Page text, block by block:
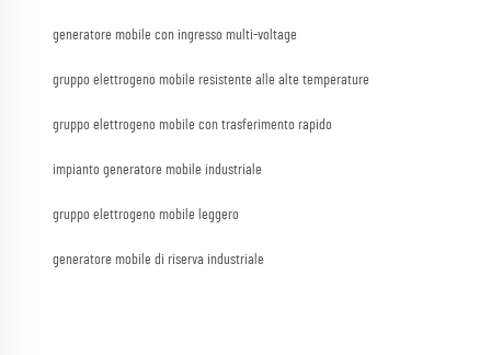
generatore mobile con ingresso multi-voltage
gruppo elettrogeno mobile resistente alle alte temperature
gruppo elettrogeno mobile con trasferimento rapido
impianto generatore mobile industriale
gruppo elettrogeno mobile leggero
generatore mobile di riserva industriale